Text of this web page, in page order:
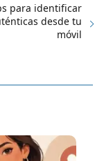
para identificar
desde tu
móvil